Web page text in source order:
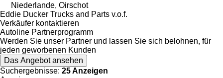
Niederlande, Oirschot
Eddie Ducker Trucks and Parts v.o.f.
Verkäufer kontaktieren
Autoline Partnerprogramm
Werden Sie unser Partner und lassen Sie sich belohnen, für
jeden geworbenen Kunden
Das Angebot ansehen
Suchergebnisse: 25 Anzeigen